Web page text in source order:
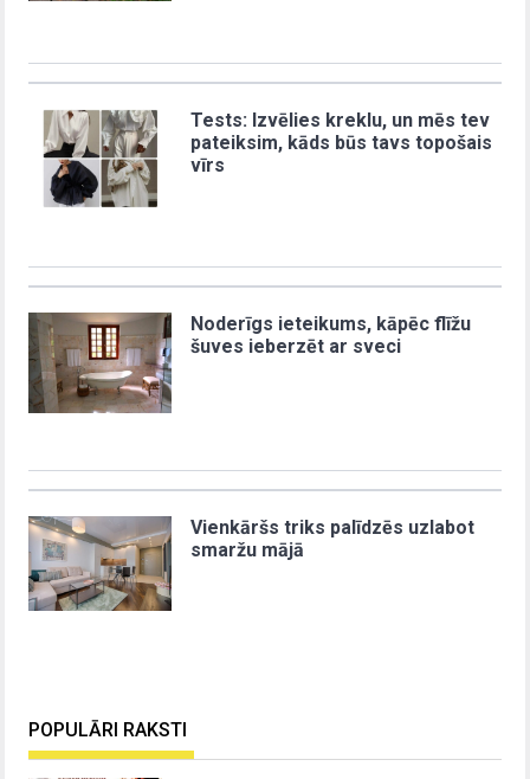
Tests: Izvēlies kreklu, un mēs tev
pateiksim, kāds būs tavs topošais
vīrs
Noderīgs ieteikums, kāpēc flīžu
šuves ieberzēt ar sveci
Vienkāršs triks palīdzēs uzlabot
smaržu mājā
POPULĀRI RAKSTI